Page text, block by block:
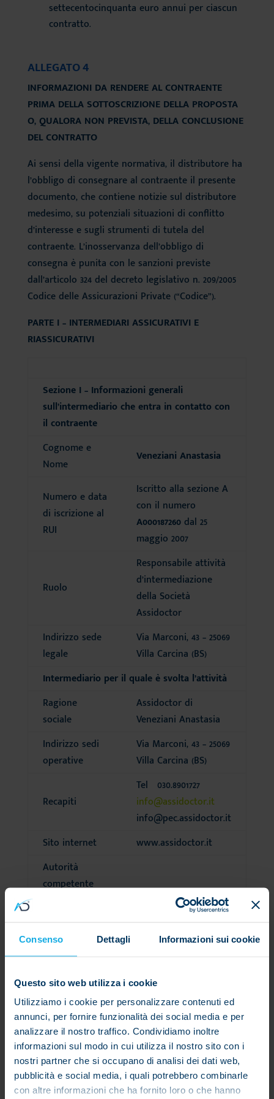
Consenso Dettagli Informazioni sui cookie
Questo sito web utilizza i cookie
Utilizziamo i cookie per personalizzare contenuti ed
annunci, per fornire funzionalità dei social media e per
analizzare il nostro traffico. Condividiamo inoltre
informazioni sul modo in cui utilizza il nostro sito con i
nostri partner che si occupano di analisi dei dati web,
pubblicità e social media, i quali potrebbero combinarle
con altre informazioni che ha fornito loro o che hanno
settecentocinquanta euro annui per ciascun
contratto.
ALLEGATO 4
INFORMAZIONI DA RENDERE AL CONTRAENTE
PRIMA DELLA SOTTOSCRIZIONE DELLA PROPOSTA
O, QUALORA NON PREVISTA, DELLA CONCLUSIONE
DEL CONTRATTO
Ai sensi della vigente normativa, il distributore ha
l’obbligo di consegnare al contraente il presente
documento, che contiene notizie sul distributore
medesimo, su potenziali situazioni di conflitto
d’interesse e sugli strumenti di tutela del
contraente. L’inosservanza dell’obbligo di
consegna è punita con le sanzioni previste
dall’articolo 324 del decreto legislativo n. 209/2005
Codice delle Assicurazioni Private (“Codice”).
PARTE I – INTERMEDIARI ASSICURATIVI E
RIASSICURATIVI
Sezione I – Informazioni generali
sull’intermediario che entra in contatto con
il contraente
Cognome e
Nome
Veneziani Anastasia
Numero e data
di iscrizione al
RUI
Iscritto alla sezione A
con il numero
A000187260dal 25
maggio 2007
Ruolo
Responsabile attività
d’intermediazione
della Società
Assidoctor
Indirizzo sede
legale
Via Marconi, 43 – 25069
Villa Carcina (BS)
Intermediario per il quale è svolta l’attività
Ragione
sociale
Assidoctor di
Veneziani Anastasia
Indirizzo sedi
operative
Via Marconi, 43 – 25069
Villa Carcina (BS)
Recapiti
Tel 030.8901727
info@assidoctor.it
info@pec.assidoctor.it
Sito internet
www.assidoctor.it
Autorità
competente
svolta
Gli estremi identificativi e di iscrizione
dell’intermediario possono essere verificati
consultando il RUI sul sito internet dell’IVASS (
www.ivass.it)
Sezione II – Informazioni sull’attività svolta
dall’intermediario assicurativo e
riassicurativo